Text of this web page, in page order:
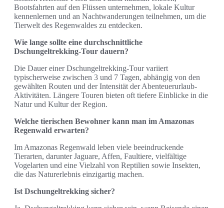
Bootsfahrten auf den Flüssen unternehmen, lokale Kultur
kennenlernen und an Nachtwanderungen teilnehmen, um die
Tierwelt des Regenwaldes zu entdecken.
Wie lange sollte eine durchschnittliche
Dschungeltrekking-Tour dauern?
Die Dauer einer Dschungeltrekking-Tour variiert
typischerweise zwischen 3 und 7 Tagen, abhängig von den
gewählten Routen und der Intensität der Abenteuerurlaub-
Aktivitäten. Längere Touren bieten oft tiefere Einblicke in die
Natur und Kultur der Region.
Welche tierischen Bewohner kann man im Amazonas
Regenwald erwarten?
Im Amazonas Regenwald leben viele beeindruckende
Tierarten, darunter Jaguare, Affen, Faultiere, vielfältige
Vogelarten und eine Vielzahl von Reptilien sowie Insekten,
die das Naturerlebnis einzigartig machen.
Ist Dschungeltrekking sicher?